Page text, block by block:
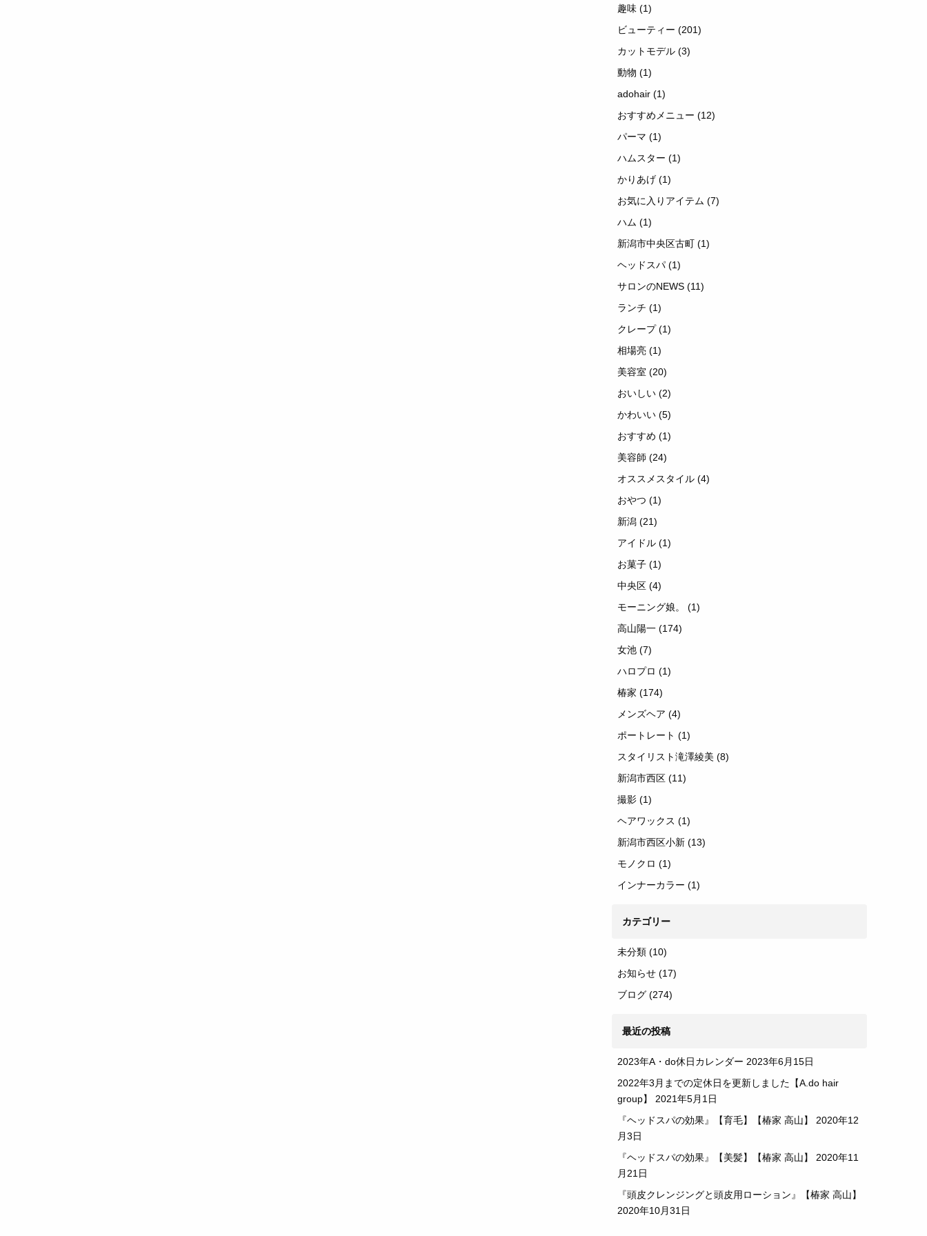
趣味 (1)
ビューティー (201)
カットモデル (3)
動物 (1)
adohair (1)
おすすめメニュー (12)
パーマ (1)
ハムスター (1)
かりあげ (1)
お気に入りアイテム (7)
ハム (1)
新潟市中央区古町 (1)
ヘッドスパ (1)
サロンのNEWS (11)
ランチ (1)
クレープ(1)
相場亮 (1)
美容室 (20)
おいしい (2)
かわいい (5)
おすすめ (1)
美容師 (24)
オススメスタイル (4)
おやつ (1)
新潟 (21)
アイドル (1)
お菓子 (1)
中央区 (4)
モーニング娘。 (1)
高山陽一 (174)
女池 (7)
ハロプロ (1)
椿家 (174)
メンズヘア (4)
ポートレート (1)
スタイリスト滝澤綾美 (8)
新潟市西区 (11)
撮影 (1)
ヘアワックス (1)
新潟市西区小新 (13)
モノクロ (1)
インナーカラー (1)
カテゴリー
未分類 (10)
お知らせ (17)
ブログ (274)
最近の投稿
2023年A・do休日カレンダー 2023年6月15日
2022年3月までの定休日を更新しました【A.do hair
group】
2021年5月1日
『ヘッドスパの効果』【育毛】【椿家 高山】
2020年12
月3日
『ヘッドスパの効果』【美髪】【椿家 高山】
2020年11
月21日
『頭皮クレンジングと頭皮用ローション』【椿家 高山】
2020年10月31日